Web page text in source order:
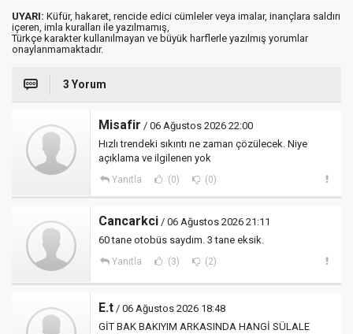
UYARI: Küfür, hakaret, rencide edici cümleler veya imalar, inançlara saldırı
içeren, imla kuralları ile yazılmamış,
Türkçe karakter kullanılmayan ve büyük harflerle yazılmış yorumlar
onaylanmamaktadır.
3 Yorum
Misafir / 06 Ağustos 2026 22:00
Hızlı trendeki sıkıntı ne zaman çözülecek. Niye
açıklama ve ilgilenen yok
Yanıtla (0) (0)
Cancarkci / 06 Ağustos 2026 21:11
60 tane otobüs saydım. 3 tane eksik.
Yanıtla (3) (2)
E.t / 06 Ağustos 2026 18:48
GİT BAK BAKIYIM ARKASINDA HANGİ SÜLALE